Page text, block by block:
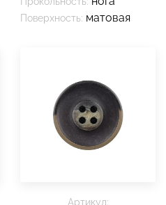
Поверхность: матовая
Артикул: